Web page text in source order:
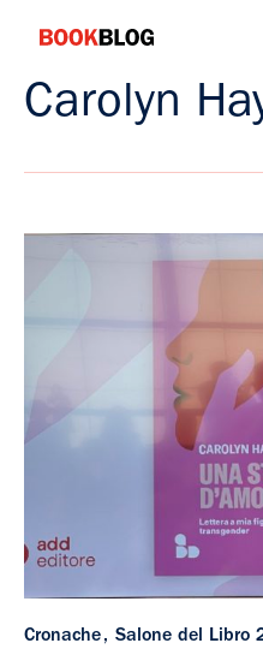
contenuto
Bookblog
Carolyn
Cronache Salone del Libro